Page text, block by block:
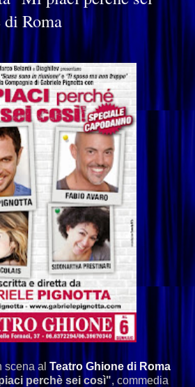
Roma
scena al Teatro Ghione di Roma
perchè sei così", commedia